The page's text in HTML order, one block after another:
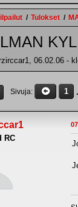
/ Tulokset /
06.02.06 -
Sivuja 1
RC